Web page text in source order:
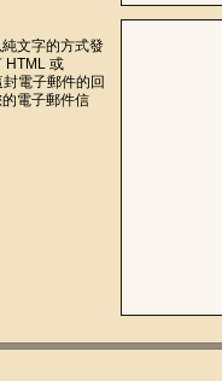
文字的方式發
HTML 或
電子郵件的回
電子郵件信